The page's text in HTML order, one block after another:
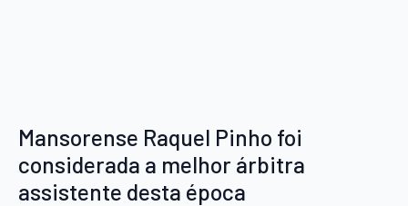
Mansorense Raquel Pinho foi
considerada a melhor árbitra
assistente desta época